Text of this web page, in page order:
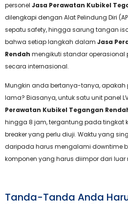
personel Jasa Perawatan Kubikel
dilengkapi dengan Alat Pelindung Diri
sepatu safety, hingga sarung tangan
bahwa setiap langkah dalam Jasa
Rendah mengikuti standar operasional
secara internasional.
Mungkin anda bertanya-tanya, apakah
lama? Biasanya, untuk satu unit panel
Perawatan Kubikel Tegangan
hingga 8 jam, tergantung pada tingkat
breaker yang perlu diuji. Waktu yang
daripada harus mengalami downtime
komponen yang harus diimpor dari luar
Tanda-Tanda Anda